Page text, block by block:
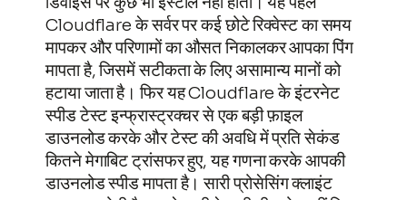
Cloudflare के सर्वर पर कई छोटे रिक्वेस्ट का समय
मापकर और परिणामों का औसत निकालकर आपका पिंग
मापता है, जिसमें सटीकता के लिए असामान्य मानों को
हटाया जाता है। फिर यह Cloudflare के इंटरनेट
स्पीड टेस्ट इन्फ्रास्ट्रक्चर से एक बड़ी फ़ाइल
डाउनलोड करके और टेस्ट की अवधि में प्रति सेकंड
कितने मेगाबिट ट्रांसफर हुए, यह गणना करके आपकी
डाउनलोड स्पीड मापता है। सारी प्रोसेसिंग क्लाइंट